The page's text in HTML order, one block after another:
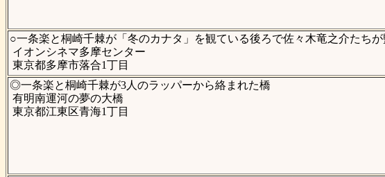
○一条楽と桐崎千棘が「冬のカナタ」を観ている後ろで佐々木竜之介たち
イオンシネマ多摩センター
東京都多摩市落合1丁目
◎一条楽と桐崎千棘が3人のラッパーから絡まれた橋
有明南運河の夢の大橋
東京都江東区青海1丁目